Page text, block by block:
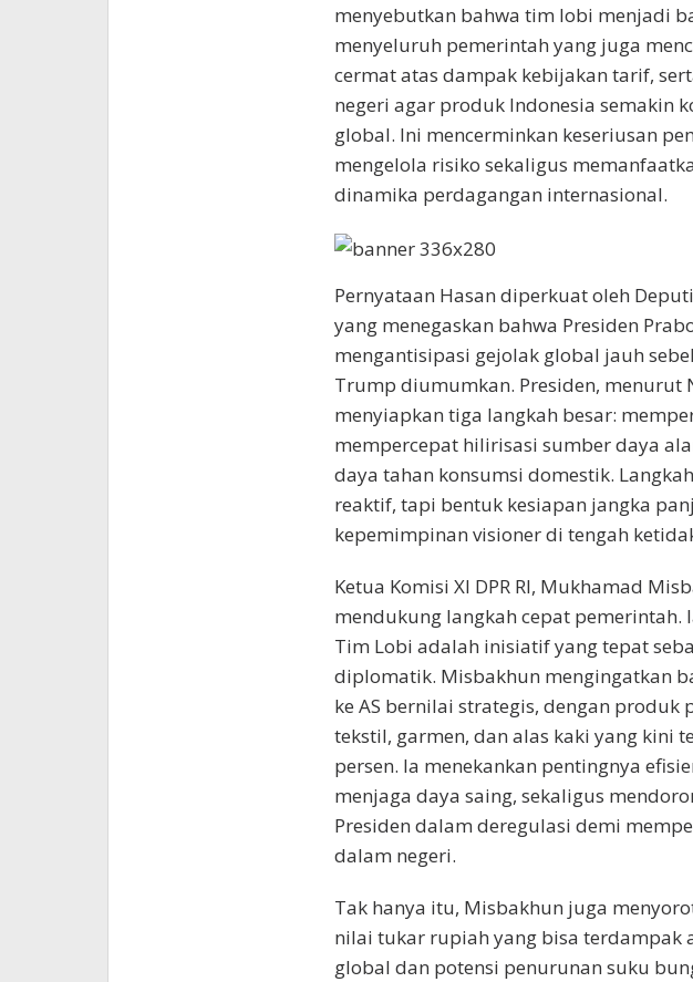
menyebutkan bahwa tim lobi menjadi
menyeluruh pemerintah yang juga
cermat atas dampak kebijakan tarif,
negeri agar produk Indonesia semakin
global. Ini mencerminkan keseriusan
mengelola risiko sekaligus
dinamika perdagangan internasional.
Pernyataan Hasan diperkuat oleh
yang menegaskan bahwa Presiden
mengantisipasi gejolak global jauh
Trump diumumkan. Presiden, menurut
menyiapkan tiga langkah besar:
mempercepat hilirisasi sumber daya
daya tahan konsumsi domestik.
reaktif, tapi bentuk kesiapan jangka
kepemimpinan visioner di tengah
Ketua Komisi XI DPR RI, Mukhamad
mendukung langkah cepat pemerintah.
Tim Lobi adalah inisiatif yang tepat
diplomatik. Misbakhun mengingatkan
ke AS bernilai strategis, dengan produk
tekstil, garmen, dan alas kaki yang kini
persen. Ia menekankan pentingnya
menjaga daya saing, sekaligus
Presiden dalam deregulasi demi
dalam negeri.
Tak hanya itu, Misbakhun juga
nilai tukar rupiah yang bisa terdampak
global dan potensi penurunan suku